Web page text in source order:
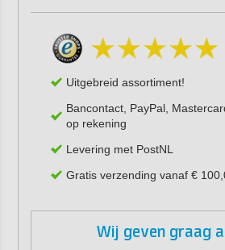
Uitgebreid assortiment!
Bancontact, PayPal,
op rekening
Levering met PostNL
Gratis verzending vanaf €
Wij geven graag